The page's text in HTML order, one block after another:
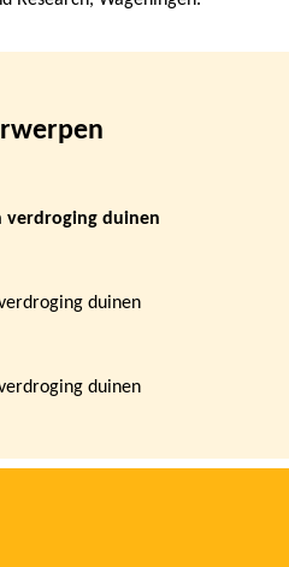
verdroging duinen
duinen
duinen